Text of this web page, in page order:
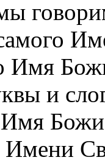
Имя
и
Имени